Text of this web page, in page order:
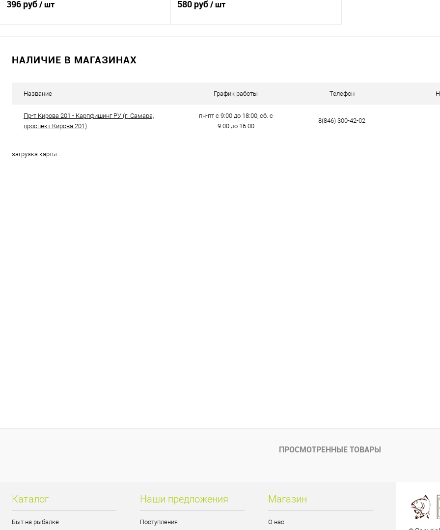
396 руб/ шт 580 руб/ шт
НАЛИЧИЕ В МАГАЗИНАХ
Название График работы Телефон
Пр-т Кирова 201 - Карпфишинг РУ (г. Самара,
проспект Кирова 201)
пн-пт с 9:00 до 18:00, сб. с
9:00 до 16:00
8(846) 300-42-02
загрузка карты...
ПРОСМОТРЕННЫЕ ТОВАРЫ
Каталог
Быт на рыбалке
Наши предложения
Поступления
Магазин
О нас